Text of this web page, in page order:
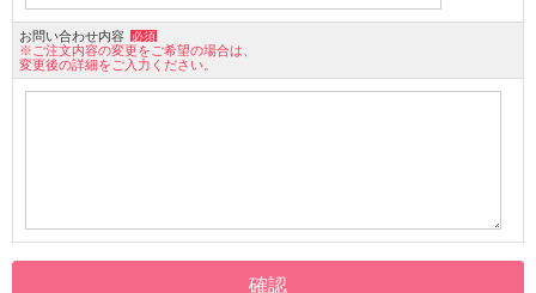
お問い合わせ内容 必須
※ご注文内容の変更をご希望の場合は、
変更後の詳細をご入力ください。